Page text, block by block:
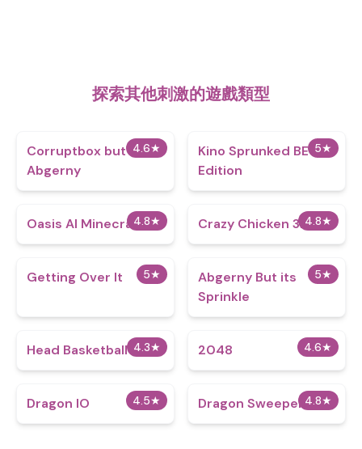
探索其他刺激的遊戲類型
4.6★
Corruptbox but
Abgerny
5★
Kino Sprunked BE
Edition
4.8★
Oasis AI Minecraft 4.8★
Crazy Chicken 3D
5★
Getting Over It 5★
Abgerny But its
Sprinkle
4.3★
Head Basketball 4.6★
2048
4.5★
Dragon IO 4.8★
Dragon Sweeper